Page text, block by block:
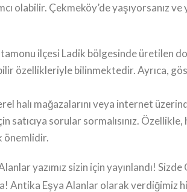
olabilir. Çekmeköy’de yaşıyorsanız ve
ilçesi Ladik bölgesinde üretilen
özellikleriyle bilinmektedir. Ayrıca,
halı mağazalarını veya internet
sorular sormalısınız.
önemlidir.
yazımız sizin için yayınlandı!
Antika Eşya Alanlar olarak verdiğimiz